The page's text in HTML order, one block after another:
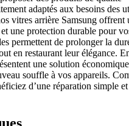
adaptés aux besoins des
vitres arrière Samsung offrent
une protection durable pour
permettent de prolonger la
en restaurant leur élégance.
une solution
souffle à vos appareils.
d’une réparation simple